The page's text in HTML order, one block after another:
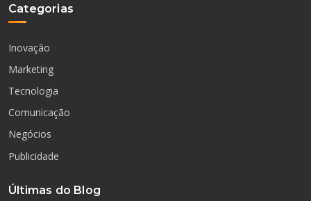
Categorias
Inovação
Marketing
Tecnologia
Comunicação
Negócios
Publicidade
Últimas do Blog